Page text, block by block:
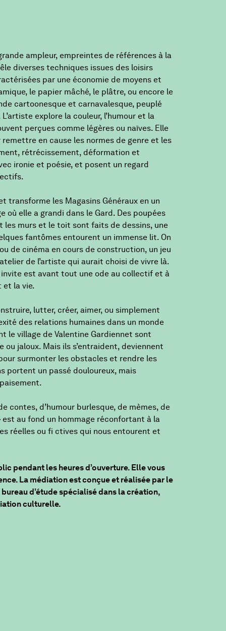
ampleur, empreintes de références à la
diverses techniques issues des loisirs
par une économie de moyens et
le papier mâché, le plâtre, ou encore le
cartoonesque et carnavalesque, peuplé
explore la couleur, l’humour et la
perçues comme légères ou naïves. Elle
en cause les normes de genre et les
rétrécissement, déformation et
ironie et poésie, et posent un regard
transforme les Magasins Généraux en un
elle a grandi dans le Gard. Des poupées
les murs et le toit sont faits de dessins, une
fantômes entourent un immense lit. On
de cinéma en cours de construction, un jeu
de l’artiste qui aurait choisi de vivre là.
est avant tout une ode au collectif et à
et la vie.
lutter, créer, aimer, ou simplement
des relations humaines dans un monde
le village de Valentine Gardiennet sont
jaloux. Mais ils s’entraident, deviennent
surmonter les obstacles et rendre les
portent un passé douloureux, mais
contes, d’humour burlesque, de mèmes, de
au fond un hommage réconfortant à la
réelles ou fi ctives qui nous entourent et
pendant les heures d’ouverture. Elle vous
La médiation est conçue et réalisée par le
d’étude spécialisé dans la création,
culturelle.